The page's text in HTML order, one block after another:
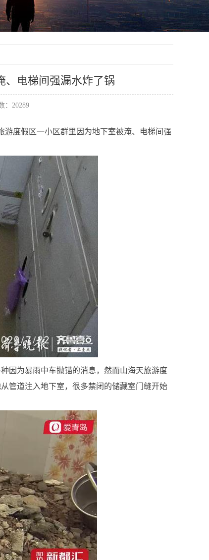
、电梯间强漏水炸了锅
：20289
游度假区一小区群里因为地下室被淹、电梯间强
因为暴雨中车抛锚的消息，然而山海天旅游度
管道注入地下室，很多禁闭的储藏室门缝开始